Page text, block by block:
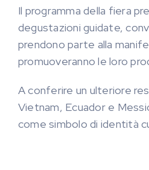
Il programma della fiera
degustazioni guidate,
prendono parte alla
promuoveranno le loro
A conferire un ulteriore
Vietnam, Ecuador e
come simbolo di identità